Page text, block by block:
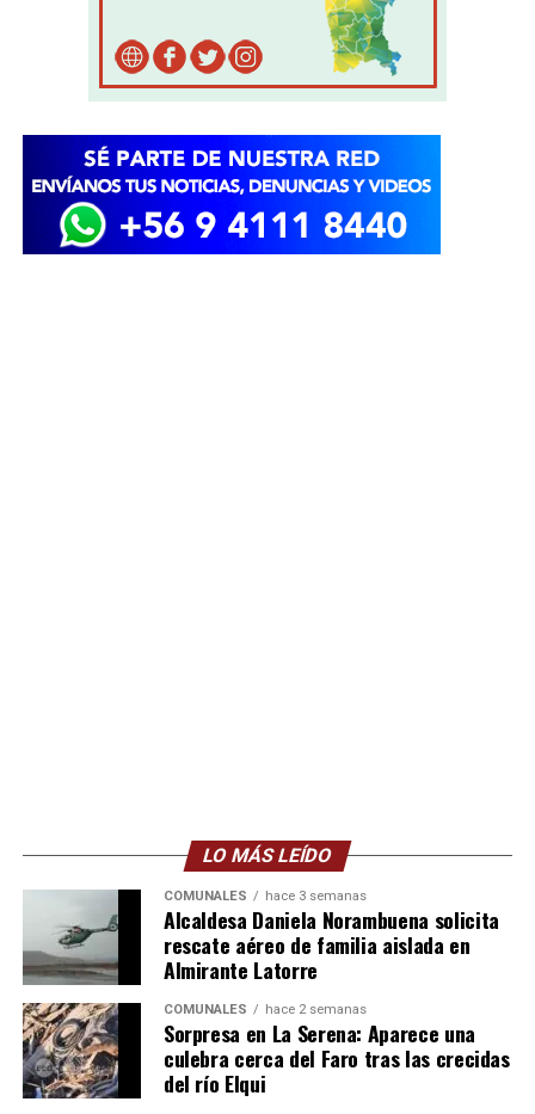
LO MÁS LEÍDO
COMUNALES hace 3 semanas
Alcaldesa Daniela Norambuena solicita
rescate aéreo de familia aislada en
Almirante Latorre
COMUNALES hace 2 semanas
Sorpresa en La Serena: Aparece una
culebra cerca del Faro tras las crecidas
del río Elqui